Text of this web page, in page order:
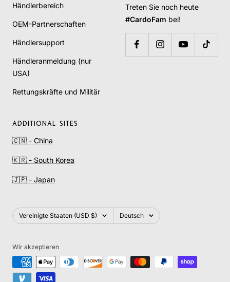
Händlerbereich
OEM-Partnerschaften
Händlersupport
Händleranmeldung (nur
USA)
Rettungskräfte und Militär
Treten Sie noch heute
#CardoFam bei!
ADDITIONAL SITES
🇨🇳 - China
🇰🇷 - South Korea
🇯🇵 - Japan
Land/Region
Vereinigte Staaten (USD $) Sprache
Deutsch
Wir akzeptieren